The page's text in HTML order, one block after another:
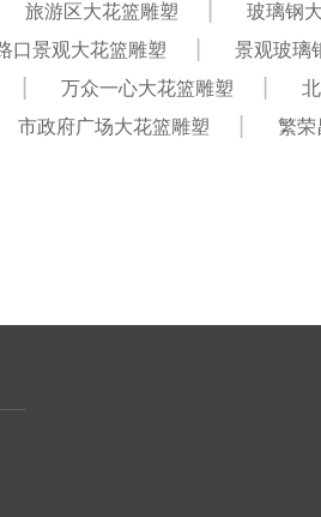
旅游区大花篮雕塑 玻璃钢
口景观大花篮雕塑 景观玻璃
万众一心大花篮雕塑
市政府广场大花篮雕塑 繁荣